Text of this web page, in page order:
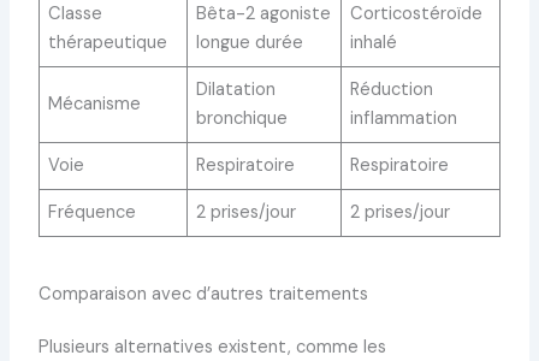
Classe
thérapeutique
Bêta-2 agoniste
longue durée
Corticostéroïde
inhalé
Mécanisme
Dilatation
bronchique
Réduction
inflammation
Voie Respiratoire Respiratoire
Fréquence 2 prises/jour 2 prises/jour
Comparaison avec d’autres traitements
Plusieurs alternatives existent, comme les